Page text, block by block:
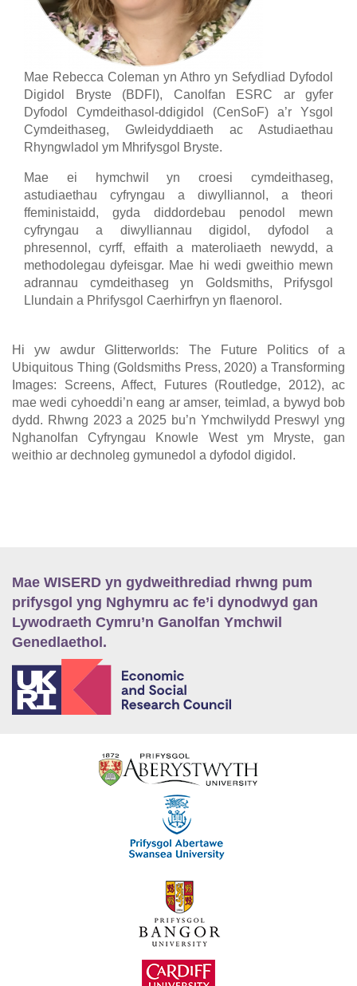
Mae Rebecca Coleman yn Athro yn Sefydliad Dyfodol
Digidol Bryste (BDFI), Canolfan ESRC ar gyfer
Dyfodol Cymdeithasol-ddigidol (CenSoF) a’r Ysgol
Cymdeithaseg, Gwleidyddiaeth ac Astudiaethau
Rhyngwladol ym Mhrifysgol Bryste.
Mae ei hymchwil yn croesi cymdeithaseg,
astudiaethau cyfryngau a diwylliannol, a theori
ffeministaidd, gyda diddordebau penodol mewn
cyfryngau a diwylliannau digidol, dyfodol a
phresennol, cyrff, effaith a materoliaeth newydd, a
methodolegau dyfeisgar. Mae hi wedi gweithio mewn
adrannau cymdeithaseg yn Goldsmiths, Prifysgol
Llundain a Phrifysgol Caerhirfryn yn flaenorol.
Hi yw awdur Glitterworlds: The Future Politics of a
Ubiquitous Thing (Goldsmiths Press, 2020) a Transforming
Images: Screens, Affect, Futures (Routledge, 2012), ac
mae wedi cyhoeddi’n eang ar amser, teimlad, a bywyd bob
dydd. Rhwng 2023 a 2025 bu’n Ymchwilydd Preswyl yng
Nghanolfan Cyfryngau Knowle West ym Mryste, gan
weithio ar dechnoleg gymunedol a dyfodol digidol.
Mae WISERD yn gydweithrediad rhwng pum
prifysgol yng Nghymru ac fe’i dynodwyd gan
Lywodraeth Cymru’n Ganolfan Ymchwil
Genedlaethol.